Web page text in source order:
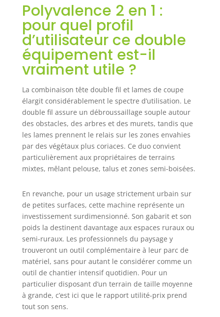
Polyvalence 2 en 1 :
pour quel profil
d’utilisateur ce double
équipement est-il
vraiment utile ?
La combinaison tête double fil et lames de coupe
élargit considérablement le spectre d’utilisation. Le
double fil assure un débroussaillage souple autour
des obstacles, des arbres et des murets, tandis que
les lames prennent le relais sur les zones envahies
par des végétaux plus coriaces. Ce duo convient
particulièrement aux propriétaires de terrains
mixtes, mêlant pelouse, talus et zones semi-boisées.
En revanche, pour un usage strictement urbain sur
de petites surfaces, cette machine représente un
investissement surdimensionné. Son gabarit et son
poids la destinent davantage aux espaces ruraux ou
semi-ruraux. Les professionnels du paysage y
trouveront un outil complémentaire à leur parc de
matériel, sans pour autant le considérer comme un
outil de chantier intensif quotidien. Pour un
particulier disposant d’un terrain de taille moyenne
à grande, c’est ici que le rapport utilité-prix prend
tout son sens.